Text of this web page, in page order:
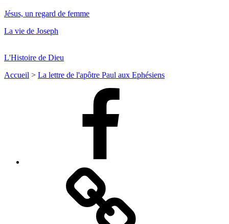
Jésus, un regard de femme
La vie de Joseph
L'Histoire de Dieu
Accueil > La lettre de l'apôtre Paul aux Ephésiens